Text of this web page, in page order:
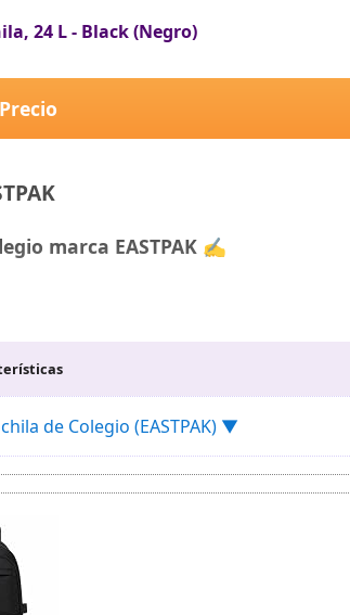
24 L - Black (Negro)
marca EASTPAK ✍
veganode Colegio (EASTPAK) ▼